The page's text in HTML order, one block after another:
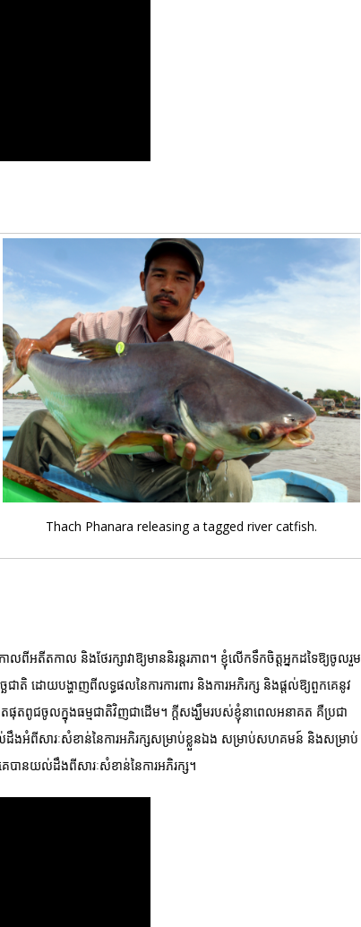
Thach Phanara releasing a tagged river catfish.
លពីអតីតកាល និងថែរក្សាវាឱ្យមាននិរន្តរភាព។ ខ្ញុំលើកទឹកចិត្តអ្នកដទៃឱ្យចូលរួម
ដោយបង្ហាញពីលទ្ធផលនៃការការពារ និងការអភិរក្ស និងផ្តល់ឱ្យពួកគេនូវ
ពូជចូលក្នុងធម្មជាតិវិញជាដើម។ ក្តីសង្ឃឹមរបស់ខ្ញុំនាពេលអនាគត គឺប្រជា
ពីសារៈសំខាន់នៃការអភិរក្សសម្រាប់ខ្លួនឯង សម្រាប់សហគមន៍ និងសម្រាប់
បានយល់ដឹងពីសារៈសំខាន់នៃការអភិរក្ស។